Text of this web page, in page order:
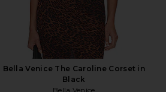
Bella Venice The Caroline Corset in
Black
Bella Venice